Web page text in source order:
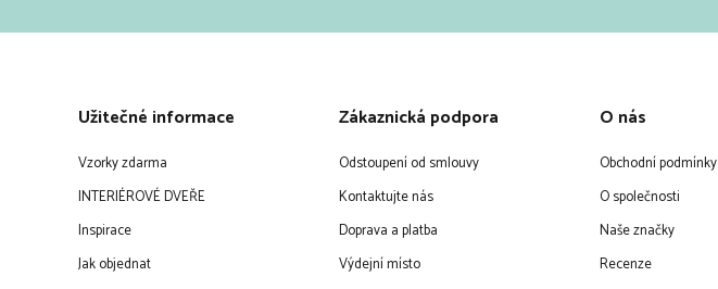
Užitečné informace
Vzorky zdarma
INTERIÉROVÉ DVEŘE
Inspirace
Jak objednat
Zákaznická podpora
Odstoupení od smlouvy
Kontaktujte nás
Doprava a platba
Výdejní místo
O nás
Obchodní podmínky
O společnosti
Naše značky
Recenze